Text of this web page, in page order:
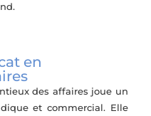
en
des affaires joue un
et commercial. Elle